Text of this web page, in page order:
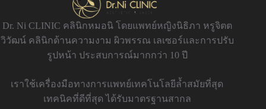
Dr. Ni CLINIC คลินิกหมอนิ โดยแพทย์หญิงนิธิภา หรูจิตต
วิวัฒน์ คลินิกด้านความงาม ผิวพรรณ เลเซอร์และการปรับ
รูปหน้า ประสบการณ์มากกว่า 10 ปี
เราใช้เครื่องมือทางการแพทย์เทคโนโลยีล้ำสมัยที่สุด
เทคนิคที่ดีที่สุด ได้รับมาตรฐานสากล